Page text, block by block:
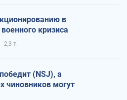
в
кризиса
2,3 т.
(NSJ), а
чиновников могут